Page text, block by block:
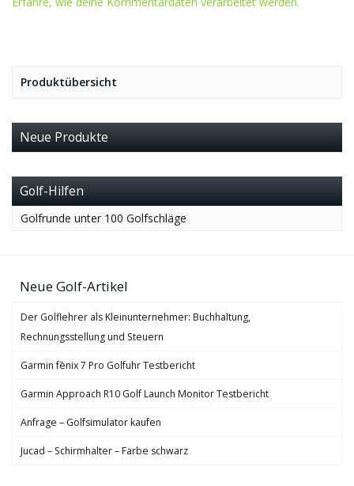
Produktübersicht
Neue Produkte
Golf-Hilfen
Golfrunde unter 100 Golfschläge
Neue Golf-Artikel
Der Golflehrer als Kleinunternehmer: Buchhaltung,
Rechnungsstellung und Steuern
Garmin fēnix 7 Pro Golfuhr Testbericht
Garmin Approach R10 Golf Launch Monitor Testbericht
Anfrage – Golfsimulator kaufen
Jucad – Schirmhalter – Farbe schwarz